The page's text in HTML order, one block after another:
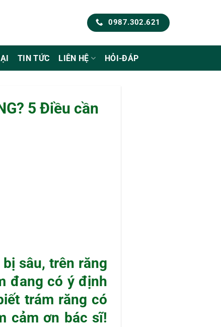
0987.302.621
TIN TỨC LIÊN HỆ HỎI-ĐÁP
5 Điều cần
sâu, trên răng
đang có ý định
trám răng có
cảm ơn bác sĩ!